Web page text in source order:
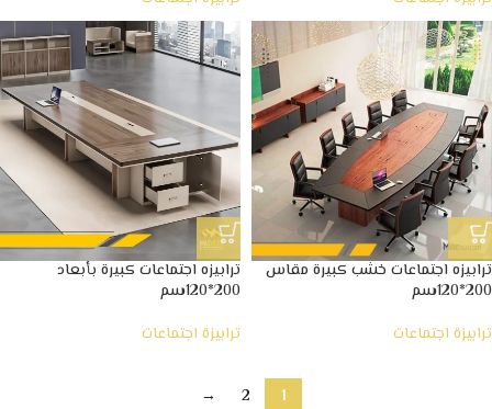
ترابيزه اجتماعات خشب كبيرة مقاس
200*120سم
ترابيزة اجتماعات
ترابيزه اجتماعات كبيرة بأبعاد
200*120سم
ترابيزة اجتماعات
1
2
→